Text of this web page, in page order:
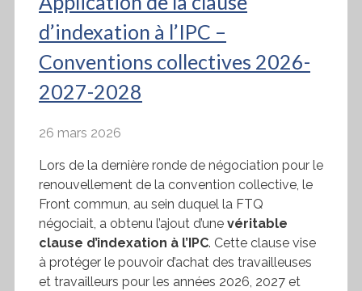
d’indexation à l’IPC –
Conventions collectives 2026-
2027-2028
26 mars 2026
Lors de la dernière ronde de négociation pour le
renouvellement de la convention collective, le
Front commun, au sein duquel la FTQ
négociait, a obtenu l’ajout d’une véritable
clause d’indexation à l’IPC. Cette clause vise
à protéger le pouvoir d’achat des travailleuses
et travailleurs pour les années 2026, 2027 et